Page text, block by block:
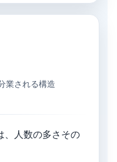
業される構造
、人数の多さその